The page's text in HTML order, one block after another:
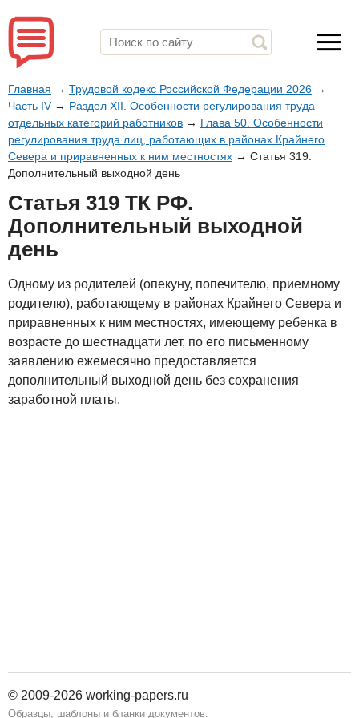
Главная → Трудовой кодекс Российской Федерации 2026 →
Часть IV→ Раздел XII. Особенности регулирования труда
отдельных категорий работников → Глава 50. Особенности
регулирования труда лиц, работающих в районах Крайнего
Севера и приравненных к ним местностях → Статья 319.
Дополнительный выходной день
Статья 319 ТК РФ.
Дополнительный выходной
день
Одному из родителей (опекуну, попечителю, приемному
родителю), работающему в районах Крайнего Севера и
приравненных к ним местностях, имеющему ребенка в
возрасте до шестнадцати лет, по его письменному
заявлению ежемесячно предоставляется
дополнительный выходной день без сохранения
заработной платы.
© 2009-2026 working-papers.ru
Образцы, шаблоны и бланки документов.